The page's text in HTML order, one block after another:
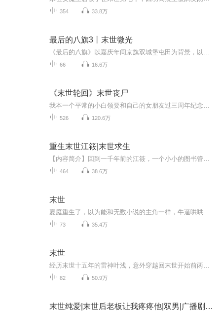
354 33.8万
最后的八旗3丨末世微光
66 16.6万
《末世轮回》末世丧尸
526 120.6万
重生末世江筱|末世求生
464 38.6万
末世
73 35.4万
末世
82 50.9万
末世纯爱|末世后老板让我疼疼他|双男|广播剧|免费